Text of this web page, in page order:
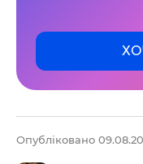
Опубліковано